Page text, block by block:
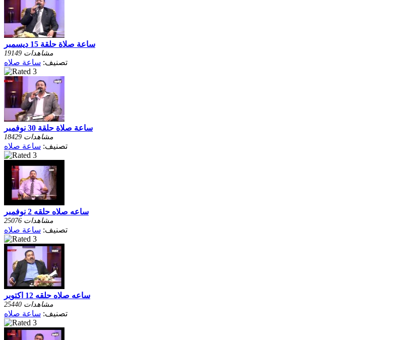
ساعة صلاة حلقة 15 ديسمبر
19149 مشاهدات
تصنيف: ساعة صلاه
ساعة صلاة حلقة 30 نوفمبر
18429 مشاهدات
تصنيف: ساعة صلاه
ساعه صلاه حلقه 2 نوفمبر
25076 مشاهدات
تصنيف: ساعة صلاه
ساعه صلاه حلقه 12 اكتوبر
25440 مشاهدات
تصنيف: ساعة صلاه